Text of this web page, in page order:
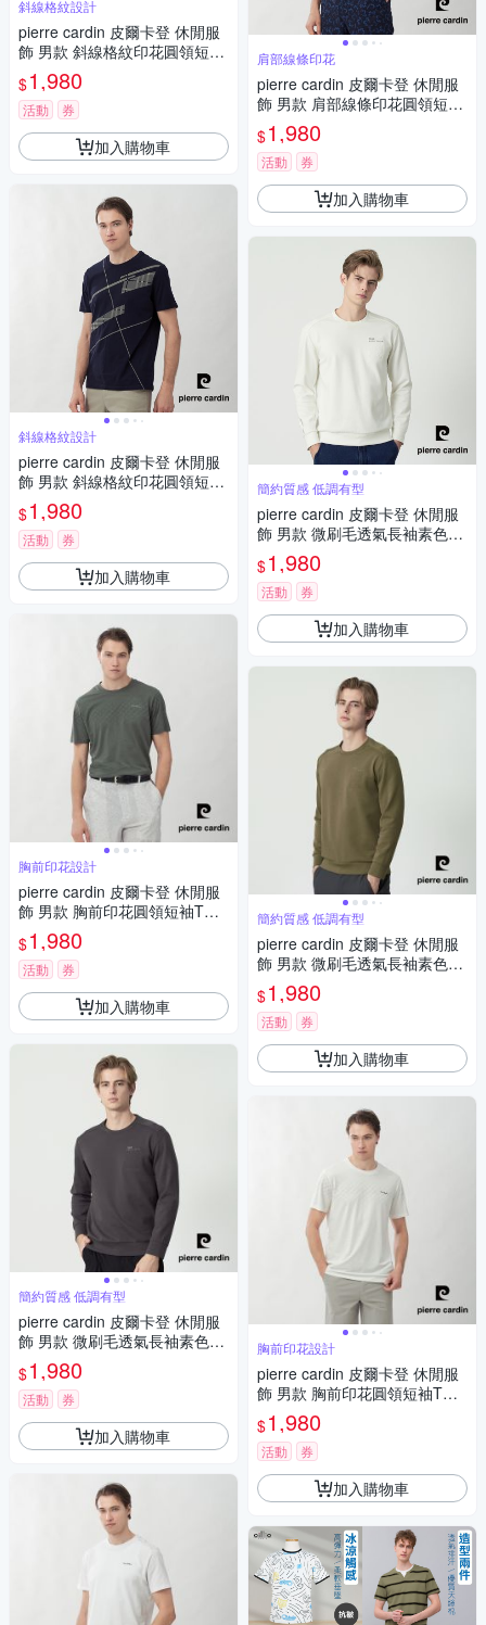
斜線格紋設計
pierre cardin 皮爾卡登 休閒服
飾 男款 斜線格紋印花圓領短袖
T恤-白色(5267281-90)
$1,980
活動 券
加入購物車
斜線格紋設計
pierre cardin 皮爾卡登 休閒服
飾 男款 斜線格紋印花圓領短袖
T恤-深藍色(5267281-39)
$1,980
活動 券
加入購物車
胸前印花設計
pierre cardin 皮爾卡登 休閒服
飾 男款 胸前印花圓領短袖T恤-
墨綠色(5267282-47)
$1,980
活動 券
加入購物車
簡約質感 低調有型
pierre cardin 皮爾卡登 休閒服
飾 男款 微刷毛透氣長袖素色大
學T-深灰色(5255291-98)
$1,980
活動 券
加入購物車
肩部線條印花
pierre cardin 皮爾卡登 休閒服
飾 男款 肩部線條印花圓領短袖
T恤-黑色(5267280-99)
$1,980
活動 券
加入購物車
簡約質感 低調有型
pierre cardin 皮爾卡登 休閒服
飾 男款 微刷毛透氣長袖素色大
學T-米白色(5255291-91)
$1,980
活動 券
加入購物車
簡約質感 低調有型
pierre cardin 皮爾卡登 休閒服
飾 男款 微刷毛透氣長袖素色大
學T-軍綠色(5255291-43)
$1,980
活動 券
加入購物車
胸前印花設計
pierre cardin 皮爾卡登 休閒服
飾 男款 胸前印花圓領短袖T恤-
白色(5267282-90)
$1,980
活動 券
加入購物車